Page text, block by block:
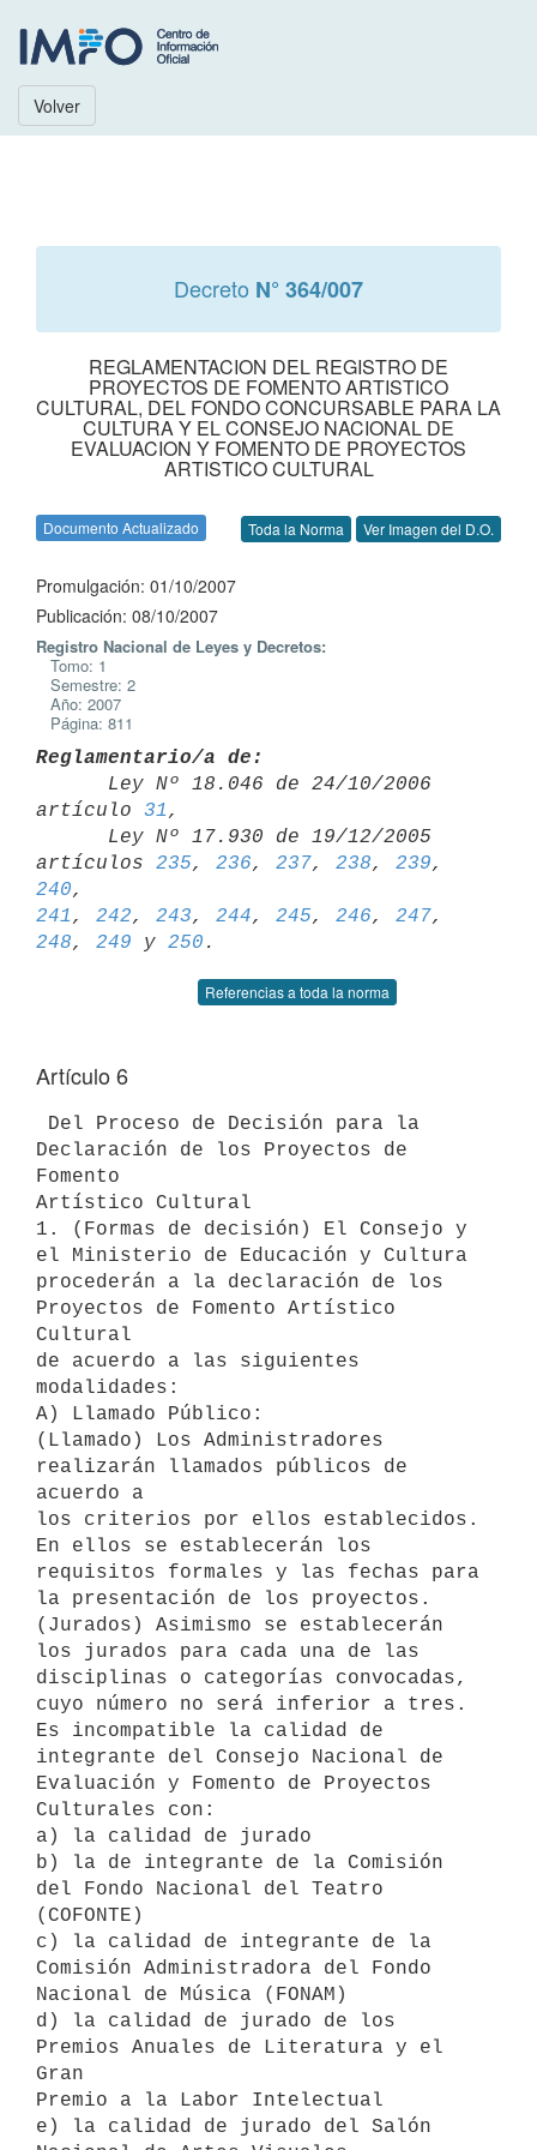
Volver
Decreto N° 364/007
REGLAMENTACION DEL REGISTRO DE
PROYECTOS DE FOMENTO ARTISTICO
CULTURAL, DEL FONDO CONCURSABLE PARA LA
CULTURA Y EL CONSEJO NACIONAL DE
EVALUACION Y FOMENTO DE PROYECTOS
ARTISTICO CULTURAL
Documento Actualizado Toda la Norma Ver Imagen del D.O.
Promulgación: 01/10/2007
Publicación: 08/10/2007
Registro Nacional de Leyes y Decretos:
Tomo: 1
Semestre: 2
Año: 2007
Página: 811
Reglamentario/a de:
artículo 31 ,
artículos 235, 236, 237, 238, 239
240
241 , 242, 243, 244, 245, 246, 247
248, 249 y 250
Referencias a toda la norma
Artículo 6
Declaración de los Proyectos de
Fomento
Artístico Cultural
1. (Formas de decisión) El Consejo y
el Ministerio de Educación y Cultura
procederán a la declaración de los
Proyectos de Fomento Artístico
Cultural
de acuerdo a las siguientes
modalidades:
A) Llamado Público:
(Llamado) Los Administradores
realizarán llamados públicos de
acuerdo a
los criterios por ellos establecidos.
En ellos se establecerán los
requisitos formales y las fechas para
la presentación de los proyectos.
(Jurados) Asimismo se establecerán
los jurados para cada una de las
disciplinas o categorías convocadas,
cuyo número no será inferior a tres.
Es incompatible la calidad de
integrante del Consejo Nacional de
Evaluación y Fomento de Proyectos
Culturales con:
a) la calidad de jurado
b) la de integrante de la Comisión
del Fondo Nacional del Teatro
(COFONTE)
c) la calidad de integrante de la
Comisión Administradora del Fondo
Nacional de Música (FONAM)
d) la calidad de jurado de los
Premios Anuales de Literatura y el
Gran
Premio a la Labor Intelectual
e) la calidad de jurado del Salón